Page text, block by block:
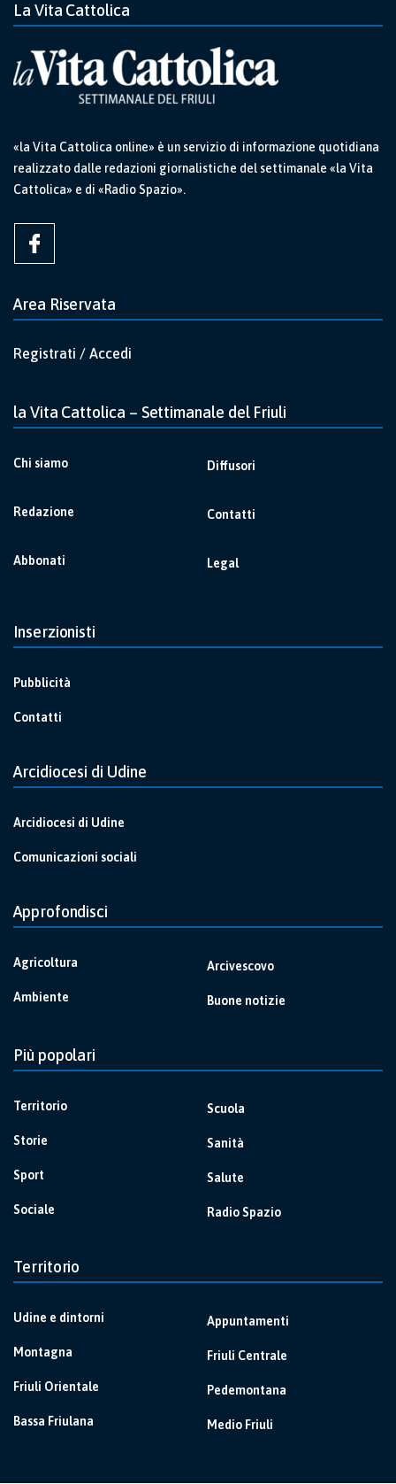
La Vita Cattolica
«la Vita Cattolica online» è un servizio di informazione quotidiana
realizzato dalle redazioni giornalistiche del settimanale «la Vita
Cattolica» e di «Radio Spazio».
Area Riservata
Registrati / Accedi
la Vita Cattolica – Settimanale del Friuli
Chi siamo
Redazione
Abbonati
Diffusori
Contatti
Legal
Inserzionisti
Pubblicità
Contatti
Arcidiocesi di Udine
Arcidiocesi di Udine
Comunicazioni sociali
Approfondisci
Agricoltura
Ambiente
Arcivescovo
Buone notizie
Più popolari
Territorio
Storie
Sport
Sociale
Scuola
Sanità
Salute
Radio Spazio
Territorio
Udine e dintorni
Montagna
Friuli Orientale
Bassa Friulana
Appuntamenti
Friuli Centrale
Pedemontana
Medio Friuli